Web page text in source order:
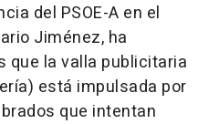
del PSOE-A en el
Jiménez, ha
que la valla publicitaria
está impulsada por
que intentan